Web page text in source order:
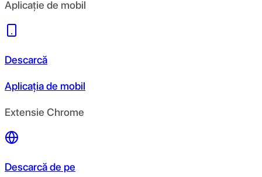
Aplicație de mobil
Descarcă
Aplicația de mobil
Extensie Chrome
Descarcă de pe